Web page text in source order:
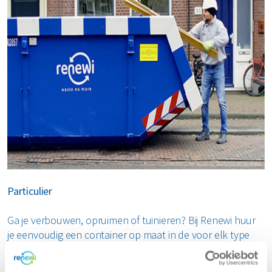
Particulier
Ga je verbouwen, opruimen of tuinieren? Bij Renewi huur
je eenvoudig een container op maat in de voor elk type
afval zoals bouw- en sloopafval, groenafval, grofvuil en
hout. Snel geleverd en duurzaam verwerkt. Bestel